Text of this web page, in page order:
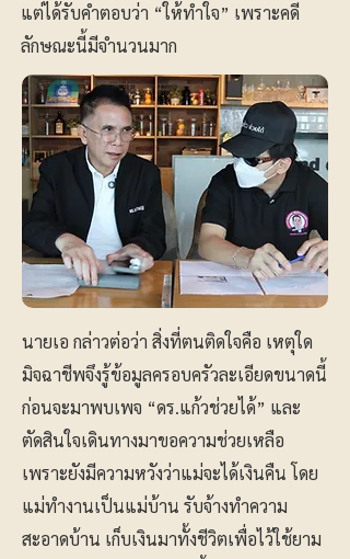
แต่ได้รับคำตอบว่า “ให้ทำใจ” เพราะคดี
ลักษณะนี้มีจำนวนมาก
นายเอ กล่าวต่อว่า สิ่งที่ตนติดใจคือ เหตุใด
มิจฉาชีพจึงรู้ข้อมูลครอบครัวละเอียดขนาดนี้
ก่อนจะมาพบเพจ “ดร.แก้วช่วยได้” และ
ตัดสินใจเดินทางมาขอความช่วยเหลือ
เพราะยังมีความหวังว่าแม่จะได้เงินคืน โดย
แม่ทำงานเป็นแม่บ้าน รับจ้างทำความ
สะอาดบ้าน เก็บเงินมาทั้งชีวิตเพื่อไว้ใช้ยาม